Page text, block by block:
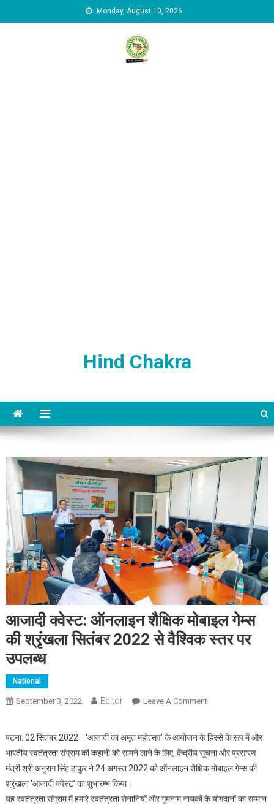
Monday, August 10, 2026
Hind Chakra
आजादी क्वेस्ट: ऑनलाइन शैक्षिक मोबाइल गेम्स
की श्रृंखला सितंबर 2022 से वैश्विक स्तर पर
उपलब्ध
National
September 3, 2022 Editor Leave A CommentOn आजादी क्वेस्ट:
श्रृंखला सितंबर 2022
से वैश्विक स्तर पर
उपलब्ध
पटना: 02 सितंबर 2022 :: ‘आजादी का अमृत महोत्सव’ के आयोजन के हिस्से के रूप में और
भारतीय स्वतंत्रता संग्राम की कहानी को सामने लाने के लिए, केंद्रीय सूचना और प्रसारण
मंत्री श्री अनुराग सिंह ठाकुर ने 24 अगस्त 2022 को ऑनलाइन शैक्षिक मोबाइल गेम्स की
श्रृंखला ‘आजादी क्वेस्ट’ का शुभारम्भ किया।
यह स्वतंत्रता संग्राम में हमारे स्वतंत्रता सेनानियों और गुमनाम नायकों के योगदानों का सम्मान